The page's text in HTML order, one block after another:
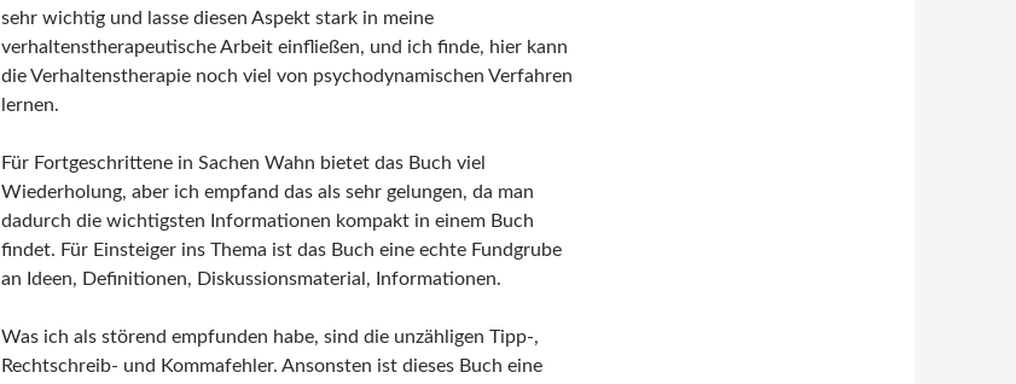
sehr wichtig und lasse diesen Aspekt stark in meine
verhaltenstherapeutische Arbeit einfließen, und ich finde, hier kann
die Verhaltenstherapie noch viel von psychodynamischen Verfahren
lernen.
Für Fortgeschrittene in Sachen Wahn bietet das Buch viel
Wiederholung, aber ich empfand das als sehr gelungen, da man
dadurch die wichtigsten Informationen kompakt in einem Buch
findet. Für Einsteiger ins Thema ist das Buch eine echte Fundgrube
an Ideen, Definitionen, Diskussionsmaterial, Informationen.
Was ich als störend empfunden habe, sind die unzähligen Tipp-,
Rechtschreib- und Kommafehler. Ansonsten ist dieses Buch eine